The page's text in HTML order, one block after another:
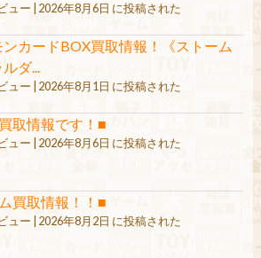
ュー 2026年8月6日 に投稿された
ンカードBOX買取情報！《ストーム
ダ...
ュー 2026年8月1日 に投稿された
取情報です！■
ュー 2026年8月6日 に投稿された
買取情報！！■
ュー 2026年8月2日 に投稿された